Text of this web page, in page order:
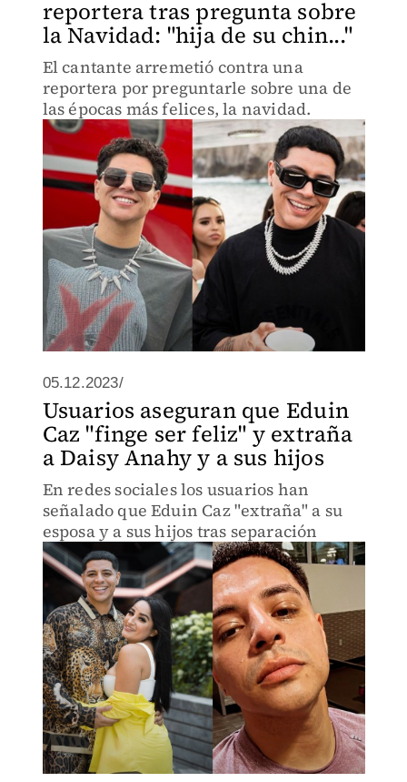
reportera tras pregunta sobre
la Navidad: "hija de su chin..."
El cantante arremetió contra una
reportera por preguntarle sobre una de
las épocas más felices, la navidad.
05.12.2023/
Usuarios aseguran que Eduin
Caz "finge ser feliz" y extraña
a Daisy Anahy y a sus hijos
En redes sociales los usuarios han
señalado que Eduin Caz "extraña" a su
esposa y a sus hijos tras separación